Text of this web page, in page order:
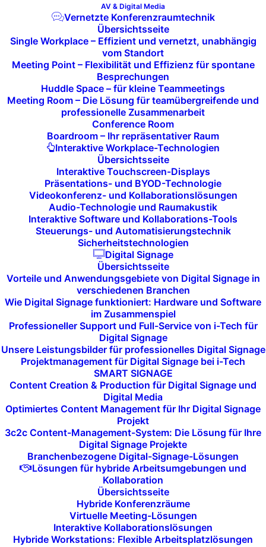
AV & Digital Media
Vernetzte Konferenzraumtechnik
Übersichtsseite
Single Workplace – Effizient und vernetzt, unabhängig
vom Standort
Meeting Point – Flexibilität und Effizienz für spontane
Besprechungen
Huddle Space – für kleine Teammeetings
Meeting Room – Die Lösung für teamübergreifende und
professionelle Zusammenarbeit
Conference Room
Boardroom – Ihr repräsentativer Raum
Interaktive Workplace-Technologien
Übersichtsseite
Interaktive Touchscreen-Displays
Präsentations- und BYOD-Technologie
Videokonferenz- und Kollaborationslösungen
Audio-Technologie und Raumakustik
Interaktive Software und Kollaborations-Tools
Steuerungs- und Automatisierungstechnik
Sicherheitstechnologien
Digital Signage
Übersichtsseite
Vorteile und Anwendungsgebiete von Digital Signage in
verschiedenen Branchen
Wie Digital Signage funktioniert: Hardware und Software
im Zusammenspiel
Professioneller Support und Full-Service von i-Tech für
Digital Signage
Unsere Leistungsbilder für professionelles Digital Signage
Projektmanagement für Digital Signage bei i-Tech
SMART SIGNAGE
Content Creation & Production für Digital Signage und
Digital Media
Optimiertes Content Management für Ihr Digital Signage
Projekt
3c2c Content-Management-System: Die Lösung für Ihre
Digital Signage Projekte
Branchenbezogene Digital-Signage-Lösungen
Lösungen für hybride Arbeitsumgebungen und
Kollaboration
Übersichtsseite
Hybride Konferenzräume
Virtuelle Meeting-Lösungen
Interaktive Kollaborationslösungen
Hybride Workstations: Flexible Arbeitsplatzlösungen
Vorteile eines
professionellen Patch-
und Update-
Managements:
Maximale IT-Sicherheit:
Indem Sie sicherstellen, dass Ihre Systeme immer
auf dem neuesten Stand sind, reduzieren Sie das
Risiko von Cyberangriffen und Sicherheitsvorfällen.
Patches schließen bekannte Schwachstellen und
schützen Ihre Systeme vor Bedrohungen.
Optimale Systemleistung:
Updates und Patches beheben nicht nur
Sicherheitsprobleme, sondern verbessern auch die
allgemeine Leistung Ihrer IT-Systeme. Durch
regelmäßige Aktualisierungen laufen Ihre Systeme
stabiler und schneller.
Minimierung von Ausfallzeiten:
Geplante und gut koordinierte Updates verhindern
unerwartete Systemausfälle und minimieren die
Auswirkungen auf den Geschäftsbetrieb. Dank
unserer proaktiven Planung können wir sicherstellen,
dass Updates zu Zeiten durchgeführt werden, die Ihr
Tagesgeschäft nicht beeinträchtigen.